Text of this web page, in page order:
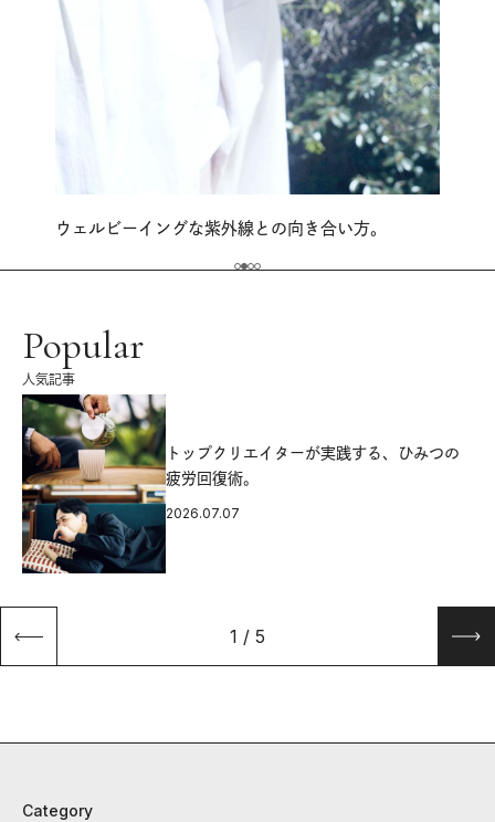
ウェルビーイングな紫外線との向き合い方。
Popular
人気記事
トップクリエイターが実践する、ひみつの
疲労回復術。
2026.07.07
1 / 5
Category